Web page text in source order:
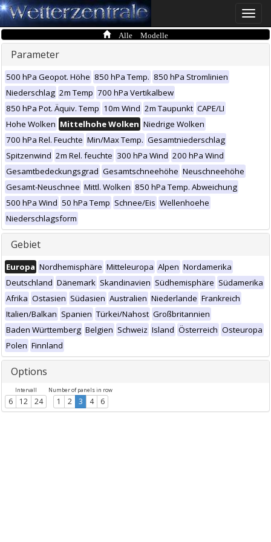
Toggle
Alle Modelle
Parameter
500 hPa Geopot. Höhe 850 hPa Temp. 850 hPa Stromlinien
Niederschlag 2m Temp 700 hPa Vertikalbew
850 hPa Pot. Äquiv. Temp 10m Wind 2m Taupunkt CAPE/LI
Hohe Wolken Mittelhohe Wolken Niedrige Wolken
700 hPa Rel. Feuchte Min/Max Temp. Gesamtniederschlag
Spitzenwind 2m Rel. feuchte 300 hPa Wind 200 hPa Wind
Gesamtbedeckungsgrad Gesamtschneehöhe Neuschneehöhe
Gesamt-Neuschnee Mittl. Wolken 850 hPa Temp. Abweichung
500 hPa Wind 50 hPa Temp Schnee/Eis Wellenhoehe
Niederschlagsform
Gebiet
Europa Nordhemisphäre Mitteleuropa Alpen Nordamerika
Deutschland Dänemark Skandinavien Südhemisphäre Südamerika
Afrika Ostasien Südasien Australien Niederlande Frankreich
Italien/Balkan Spanien Türkei/Nahost Großbritannien
Baden Württemberg Belgien Schweiz Island Österreich Osteuropa
Polen Finnland
Options
Intervall
6 12 24
Number of panels in row
1 2 3 4 6